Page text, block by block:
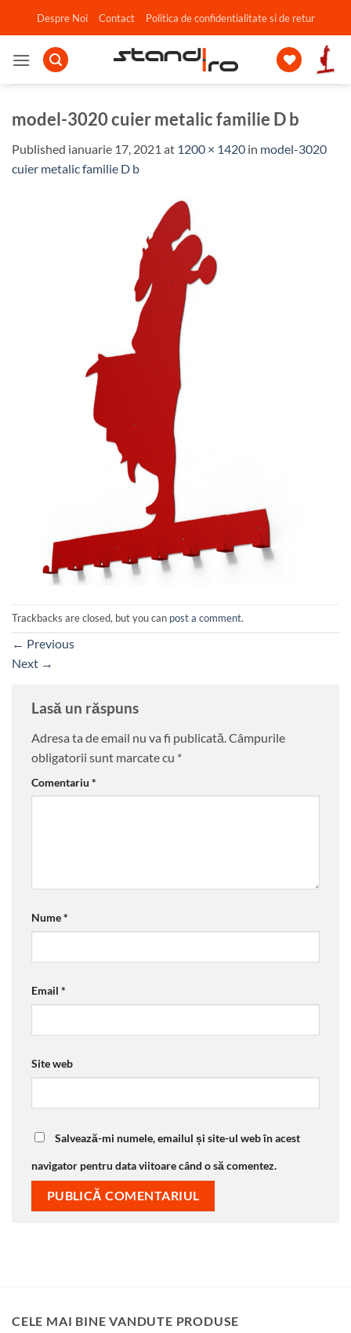
Despre Noi Contact Politica de confidentialitate si de retur
model-3020 cuier metalic familie D b
Published ianuarie 17, 2021 at 1200 × 1420 in model-3020
cuier metalic familie D b
Trackbacks are closed, but you can post a comment.
← Previous
Next →
Lasă un răspuns
Adresa ta de email nu va fi publicată. Câmpurile
obligatorii sunt marcate cu *
Comentariu *
Nume*
Email *
Site web
Salvează-mi numele, emailul și site-ul web în acest
navigator pentru data viitoare când o să comentez.
CELE MAI BINE VANDUTE PRODUSE